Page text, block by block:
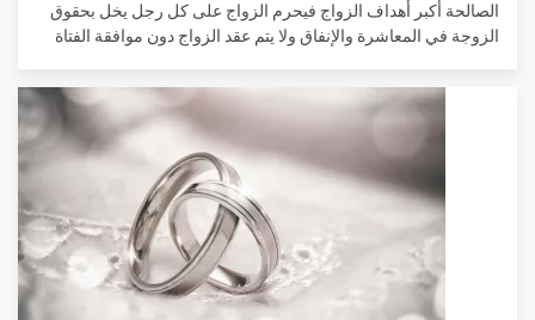
الصالحة أكبر أهداف الزواج فيحرم الزواج على كل رجل يخل بحقوق
الزوجة في المعاشرة والإنفاق ولا يتم عقد الزواج دون موافقة الفتاة